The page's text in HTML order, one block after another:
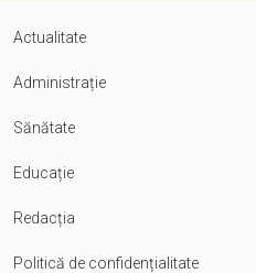
Actualitate
Administrație
Sănătate
Educație
Redacția
Politică de confidențialitate